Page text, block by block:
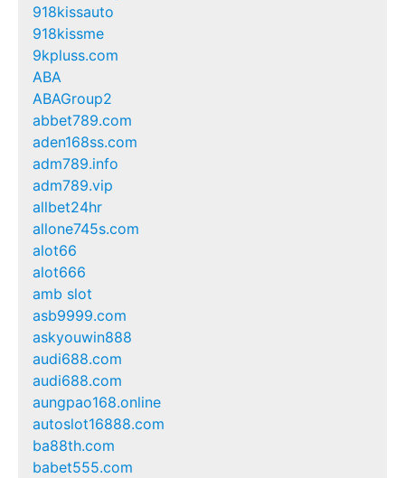
918kissauto
918kissme
9kpluss.com
ABA
ABAGroup2
abbet789.com
aden168ss.com
adm789.info
adm789.vip
allbet24hr
allone745s.com
alot66
alot666
amb slot
asb9999.com
askyouwin888
audi688.com
audi688.com
aungpao168.online
autoslot16888.com
ba88th.com
babet555.com